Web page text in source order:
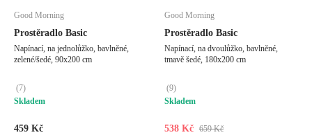
Good Morning
Prostěradlo Basic
Napínací, na jednolůžko, bavlněné,
zelené/šedé, 90x200 cm
(7)
Skladem
459 Kč
Good Morning
Prostěradlo Basic
Napínací, na dvoulůžko, bavlněné,
tmavě šedé, 180x200 cm
(9)
Skladem
538 Kč 659 Kč